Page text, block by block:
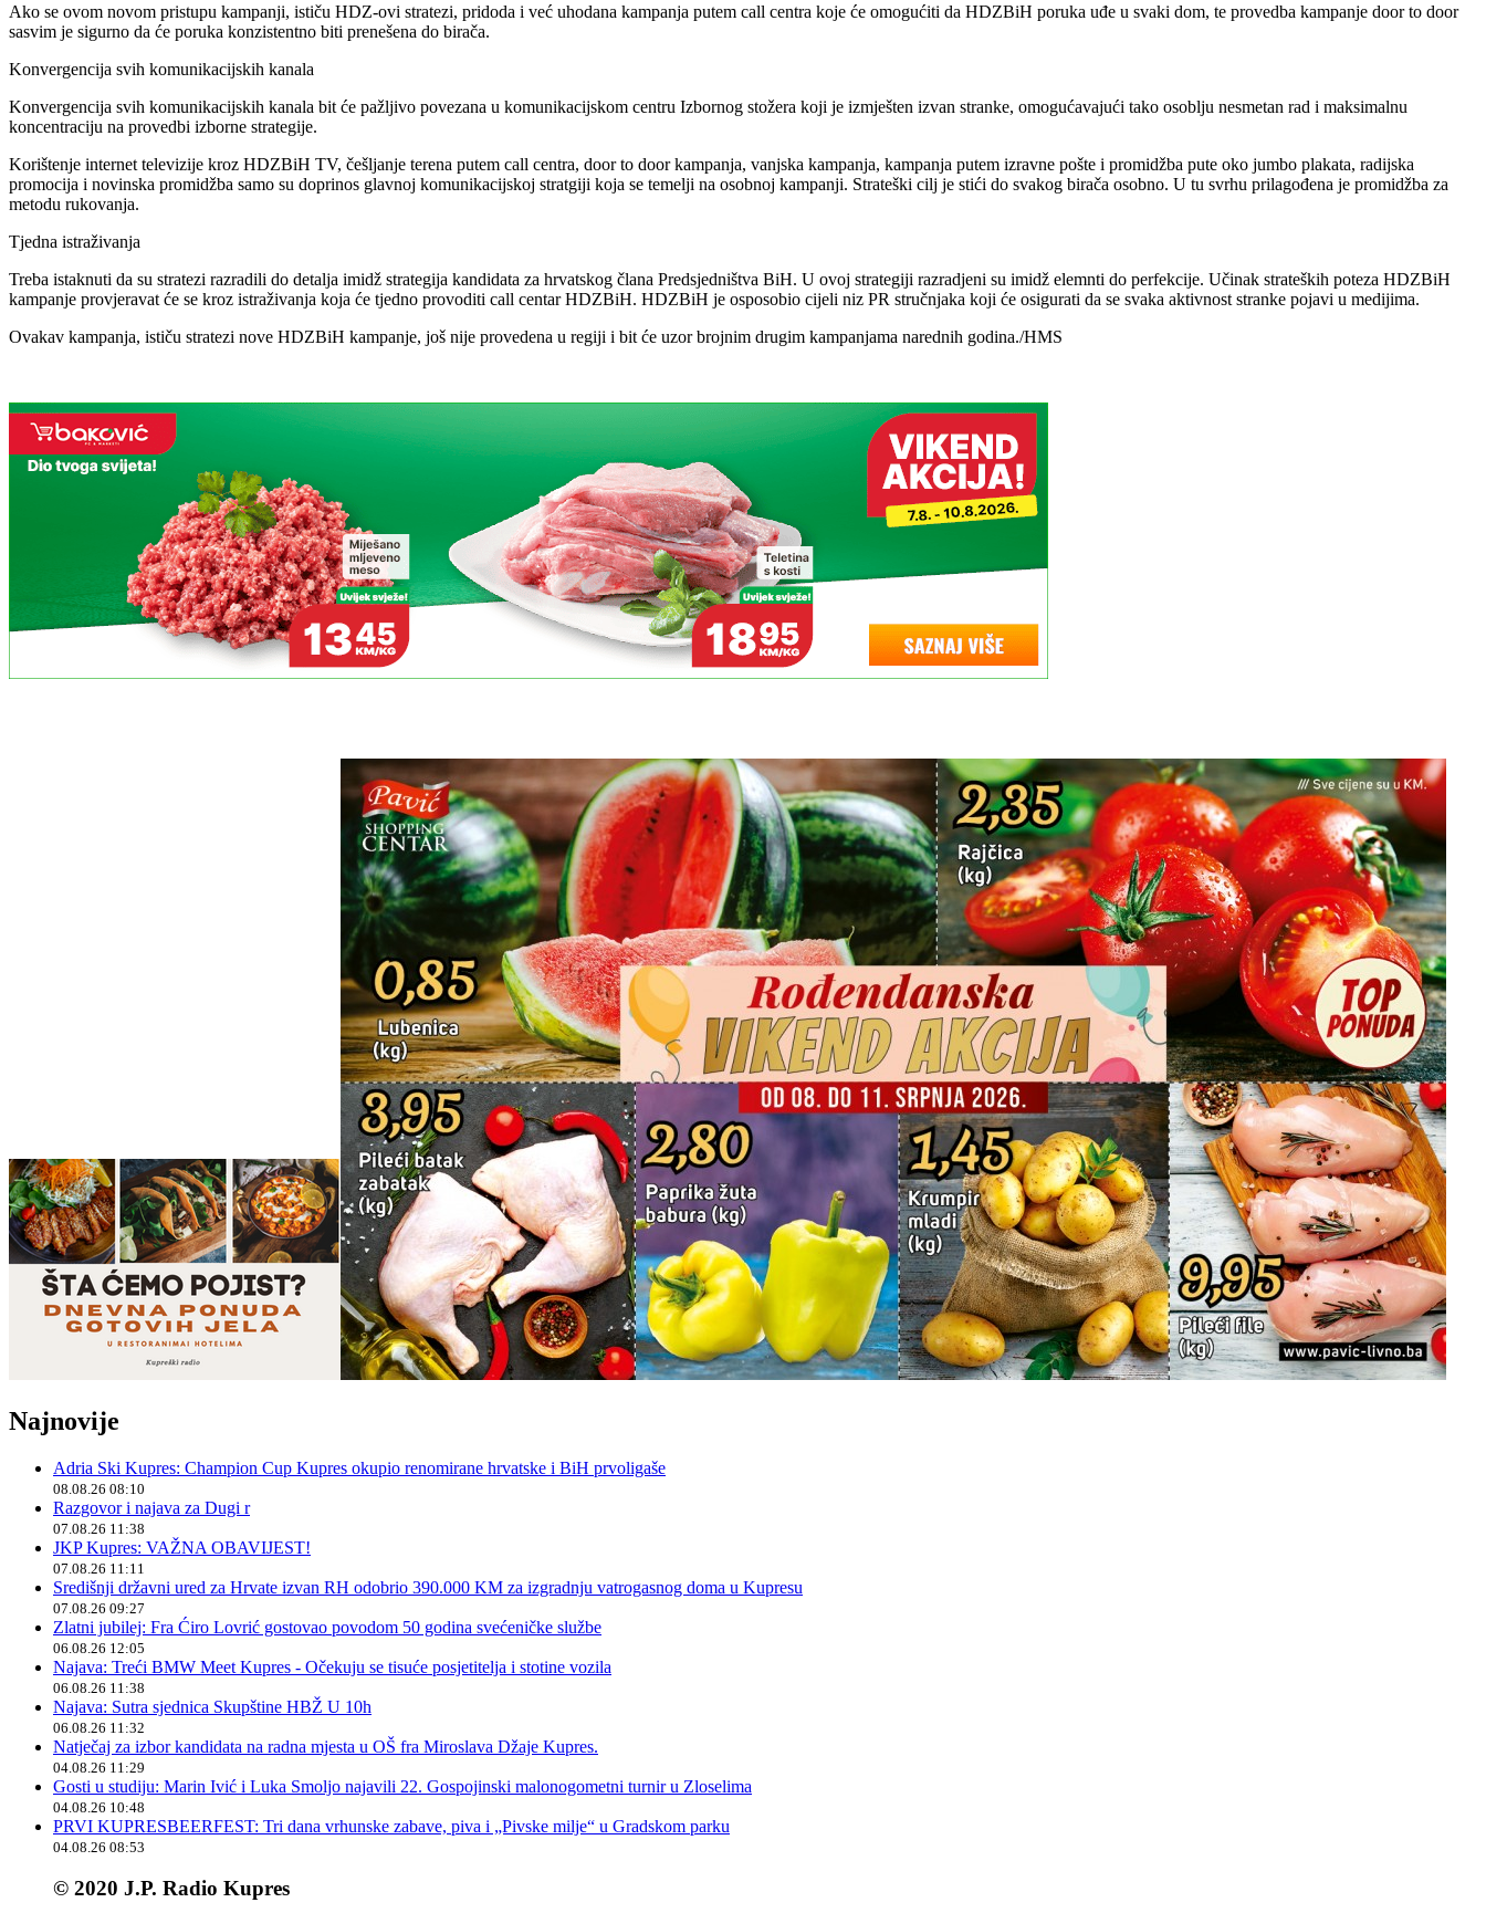
Ako se ovom novom pristupu kampanji, ističu HDZ-ovi stratezi, pridoda i već uhodana kampanja putem call centra koje će omogućiti da HDZBiH poruka uđe u svaki dom, te provedba kampanje door to door
sasvim je sigurno da će poruka konzistentno biti prenešena do birača.
Konvergencija svih komunikacijskih kanala
Konvergencija svih komunikacijskih kanala bit će pažljivo povezana u komunikacijskom centru Izbornog stožera koji je izmješten izvan stranke, omogućavajući tako osoblju nesmetan rad i maksimalnu
koncentraciju na provedbi izborne strategije.
Korištenje internet televizije kroz HDZBiH TV, češljanje terena putem call centra, door to door kampanja, vanjska kampanja, kampanja putem izravne pošte i promidžba pute oko jumbo plakata, radijska
promocija i novinska promidžba samo su doprinos glavnoj komunikacijskoj stratgiji koja se temelji na osobnoj kampanji. Strateški cilj je stići do svakog birača osobno. U tu svrhu prilagođena je promidžba za
metodu rukovanja.
Tjedna istraživanja
Treba istaknuti da su stratezi razradili do detalja imidž strategija kandidata za hrvatskog člana Predsjedništva BiH. U ovoj strategiji razradjeni su imidž elemnti do perfekcije. Učinak strateških poteza HDZBiH
kampanje provjeravat će se kroz istraživanja koja će tjedno provoditi call centar HDZBiH. HDZBiH je osposobio cijeli niz PR stručnjaka koji će osigurati da se svaka aktivnost stranke pojavi u medijima.
Ovakav kampanja, ističu stratezi nove HDZBiH kampanje, još nije provedena u regiji i bit će uzor brojnim drugim kampanjama narednih godina./HMS
Najnovije
Adria Ski Kupres: Champion Cup Kupres okupio renomirane hrvatske i BiH prvoligaše
08.08.26 08:10
Razgovor i najava za Dugi r
07.08.26 11:38
JKP Kupres: VAŽNA OBAVIJEST!
07.08.26 11:11
Središnji državni ured za Hrvate izvan RH odobrio 390.000 KM za izgradnju vatrogasnog doma u Kupresu
07.08.26 09:27
Zlatni jubilej: Fra Ćiro Lovrić gostovao povodom 50 godina svećeničke službe
06.08.26 12:05
Najava: Treći BMW Meet Kupres - Očekuju se tisuće posjetitelja i stotine vozila
06.08.26 11:38
Najava: Sutra sjednica Skupštine HBŽ U 10h
06.08.26 11:32
Natječaj za izbor kandidata na radna mjesta u OŠ fra Miroslava Džaje Kupres.
04.08.26 11:29
Gosti u studiju: Marin Ivić i Luka Smoljo najavili 22. Gospojinski malonogometni turnir u Zloselima
04.08.26 10:48
PRVI KUPRESBEERFEST: Tri dana vrhunske zabave, piva i „Pivske milje“ u Gradskom parku
04.08.26 08:53
© 2020 J.P. Radio Kupres